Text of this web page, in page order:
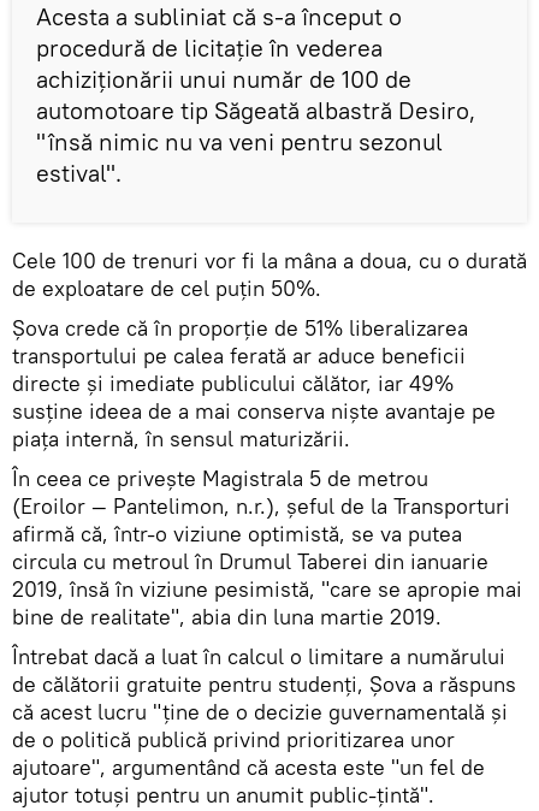
Acesta a subliniat că s-a început o
procedură de licitaţie în vederea
achiziţionării unui număr de 100 de
automotoare tip Săgeată albastră Desiro,
"însă nimic nu va veni pentru sezonul
estival".
Cele 100 de trenuri vor fi la mâna a doua, cu o durată
de exploatare de cel puţin 50%.
Şova crede că în proporţie de 51% liberalizarea
transportului pe calea ferată ar aduce beneficii
directe şi imediate publicului călător, iar 49%
susţine ideea de a mai conserva nişte avantaje pe
piaţa internă, în sensul maturizării.
În ceea ce priveşte Magistrala 5 de metrou
(Eroilor — Pantelimon, n.r.), şeful de la Transporturi
afirmă că, într-o viziune optimistă, se va putea
circula cu metroul în Drumul Taberei din ianuarie
2019, însă în viziune pesimistă, "care se apropie mai
bine de realitate", abia din luna martie 2019.
Întrebat dacă a luat în calcul o limitare a numărului
de călătorii gratuite pentru studenţi, Şova a răspuns
că acest lucru "ţine de o decizie guvernamentală şi
de o politică publică privind prioritizarea unor
ajutoare", argumentând că acesta este "un fel de
ajutor totuşi pentru un anumit public-ţintă".